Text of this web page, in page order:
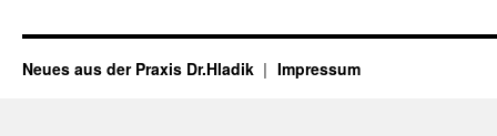
Neues aus der Praxis Dr.Hladik Impressum